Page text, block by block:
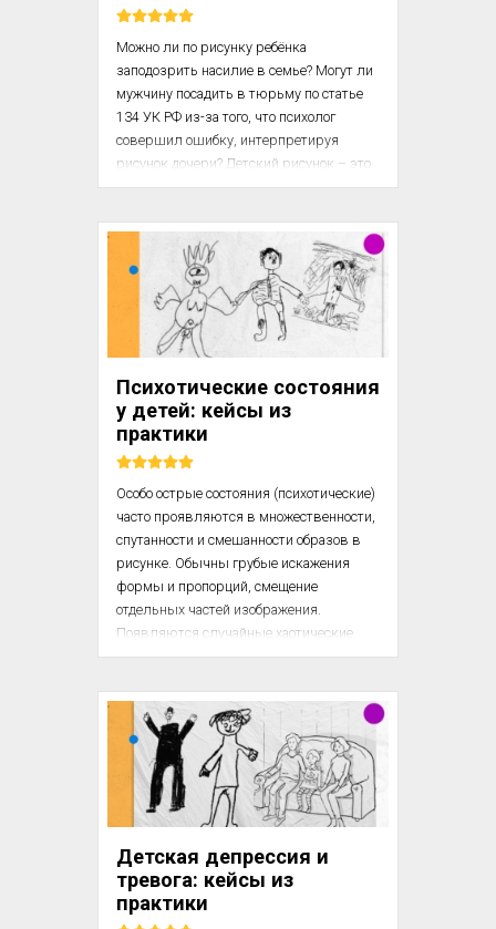
Можно ли по рисунку ребёнка
заподозрить насилие в семье? Могут ли
мужчину посадить в тюрьму по статье
134 УК РФ из-за того, что психолог
совершил ошибку, интерпретируя
рисунок дочери? Детский рисунок – это
информативный инструмент для
головного мозга. Но насколько он
точный? В этой статье разберемся,
какие ошибки может совершить
психодиагност и какими способами
можно с ними бороться.
тюремное заключение
Это рисунки семилетней девочки,
дочери чиновника ...
Психотические состояния
у детей: кейсы из
практики
Особо острые состояния (психотические)
часто проявляются в множественности,
спутанности и смешанности образов в
рисунке. Обычны грубые искажения
формы и пропорций, смещение
отдельных частей изображения.
Появляются случайные хаотические
линии и штрихи. Все эти особенности
рисования Аня непрерывно
комментировала свои действия,
рассказывая об изображаемом ею
персонаже. Комментарии были
сбивчивыми и противоречивыми.Рис.
63. Выполнен Аней Д., 7 л. 2 мес.
Аня была приведена на консультацию ...
Детская депрессия и
тревога: кейсы из
практики